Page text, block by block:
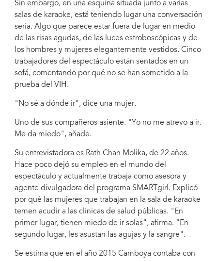
Sin embargo, en una esquina situada junto a varias
salas de karaoke, está teniendo lugar una conversación
seria. Algo que parece estar fuera de lugar en medio
de las risas agudas, de las luces estroboscópicas y de
los hombres y mujeres elegantemente vestidos. Cinco
trabajadores del espectáculo están sentados en un
sofá, comentando por qué no se han sometido a la
prueba del VIH.
"No sé a dónde ir", dice una mujer.
Uno de sus compañeros asiente. "Yo no me atrevo a ir.
Me da miedo", añade.
Su entrevistadora es Rath Chan Molika, de 22 años.
Hace poco dejó su empleo en el mundo del
espectáculo y actualmente trabaja como asesora y
agente divulgadora del programa SMARTgirl. Explicó
por qué las mujeres que trabajan en la sala de karaoke
temen acudir a las clínicas de salud públicas. "En
primer lugar, tienen miedo de ir solas", afirma. "En
segundo lugar, les asustan las agujas y la sangre".
Se estima que en el año 2015 Camboya contaba con